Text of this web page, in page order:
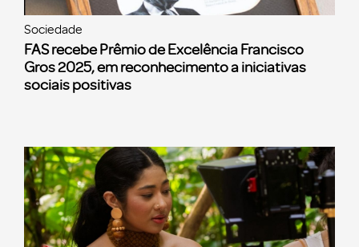
Sociedade
FAS recebe Prêmio de Excelência Francisco
Gros 2025, em reconhecimento a iniciativas
sociais positivas